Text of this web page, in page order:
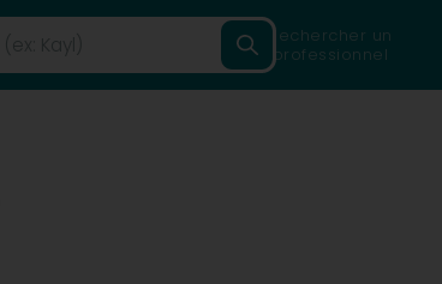
Rechercher un
professionnel